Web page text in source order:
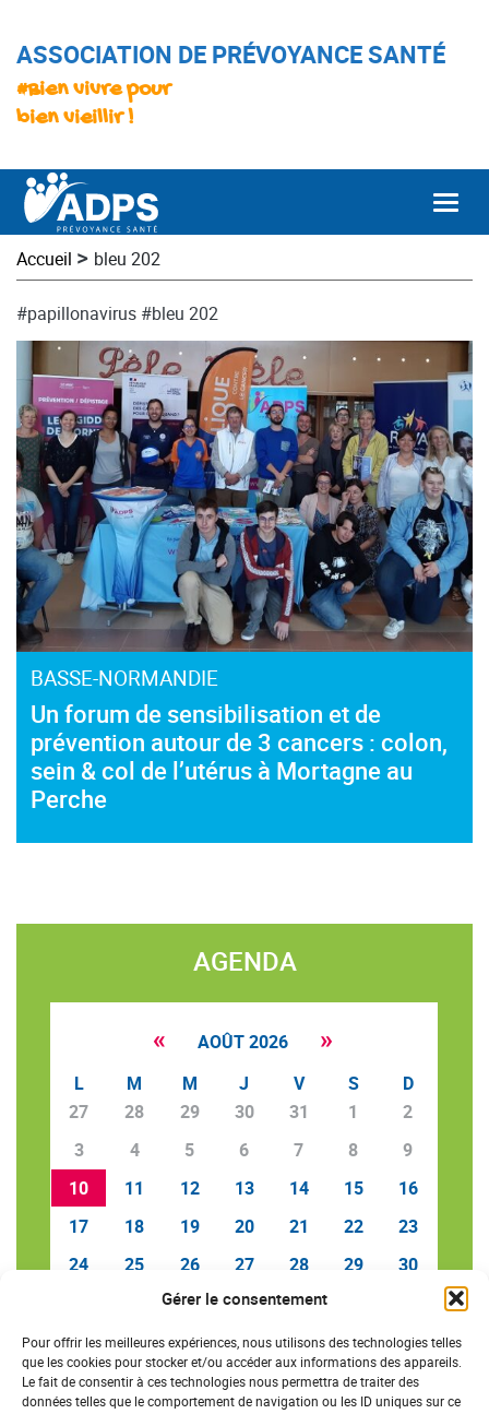
Gérer le consentement
Pour offrir les meilleures expériences, nous utilisons des technologies telles
que les cookies pour stocker et/ou accéder aux informations des appareils.
Le fait de consentir à ces technologies nous permettra de traiter des
données telles que le comportement de navigation ou les ID uniques sur ce
ASSOCIATION DE PRÉVOYANCE SANTÉ
#Bien vivre pour
bien vieillir !
Accueil > bleu 202
#papillonavirus #bleu 202
BASSE-NORMANDIE
Un forum de sensibilisation et de
prévention autour de 3 cancers : colon,
sein & col de l’utérus à Mortagne au
Perche
AGENDA
« AOÛT 2026 »
L M M J V S
D
27
28 29 30 31 1
2
3
4 5 6 7 8
9
10
11 12 13 14 15
16
17
18 19 20 21 22
23
24
25 26 27 28 29
30
2 3 4